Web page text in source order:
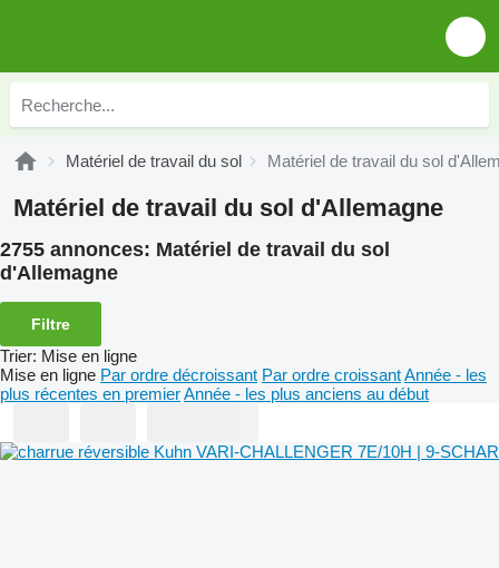
Matériel de travail du sol Matériel de travail du sol
Matériel de travail du sol d'Allemagne
2755 annonces: Matériel de travail du sol
d'Allemagne
Filtre
Trier: Mise en ligne
Mise en ligne Par ordre décroissant Par ordre croissantAnnée - les
plus récentes en premierAnnée - les plus anciens au début